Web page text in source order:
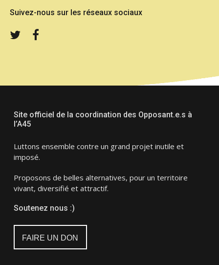
Suivez-nous sur les réseaux sociaux
Twitter
Site officiel de la coordination des Opposant.e.s à
l’A45
Luttons ensemble contre un grand projet inutile et
imposé.
Proposons de belles alternatives, pour un territoire
vivant, diversifié et attractif.
Soutenez nous :)
FAIRE UN DON